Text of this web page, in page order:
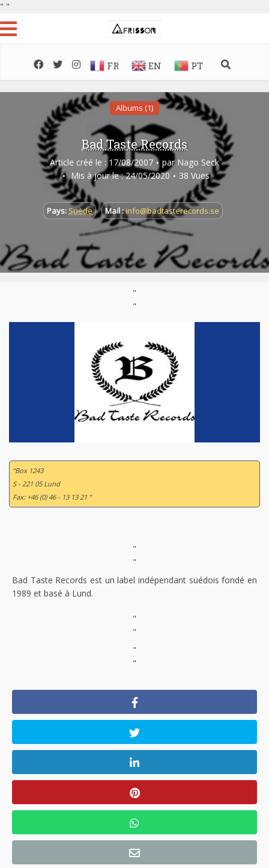
" "
FR EN PT
Albums (1)
Bad Taste Records
Article créé le : 17/08/2007 par Nago Seck
Mis à jour le : 24/05/2020
38 Vues
Pays: Suède Mail :info@badtasterecords.se
"
"
“Box 1243
S - 221 05 Lund
Fax: +46 (0) 46 - 13 13 21 ”
"
"
Bad Taste Records est un label indépendant suédois fondé en
1989 et basé à Lund.
"
"
"
"